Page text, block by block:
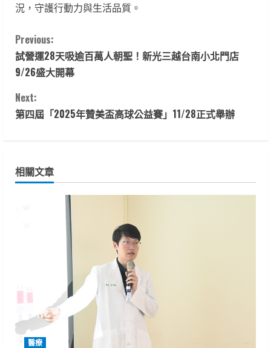
況，守護行動力與生活品質。
C
o
n
t
n
a
d
Previous:
試營運28天吸逾百萬人朝聖！新光三越台南小北門店
9/26盛大開幕
Next:
第四屆「2025年贊美盃高球公益賽」11/28正式舉辦
相關文章
醫療